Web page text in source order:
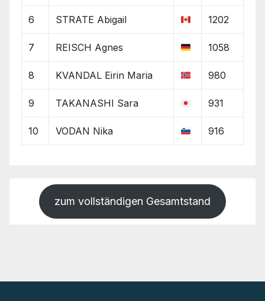
6 STRATE Abigail 1202
7 REISCH Agnes 1058
8 KVANDAL Eirin Maria 980
9 TAKANASHI Sara 931
10 VODAN Nika 916
zum vollständigen Gesamtstand